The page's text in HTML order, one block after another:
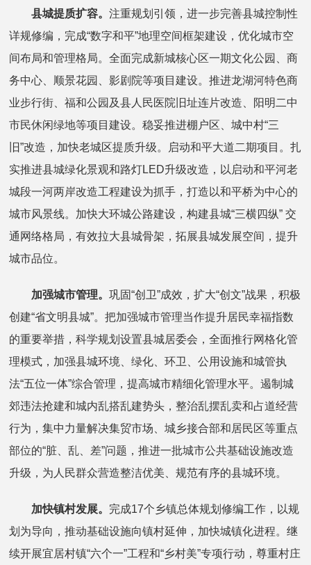
县城提质扩容。注重规划引领，进一步完善县城控制性
详规修编，完成“数字和平”地理空间框架建设，优化城市空
间布局和管理格局。全面完成新城核心区一期文化公园、商
务中心、顺景花园、影剧院等项目建设。推进龙湖河特色商
业步行街、福和公园及县人民医院旧址连片改造、阳明二中
市民休闲绿地等项目建设。稳妥推进棚户区、城中村“三
旧”改造，加快老城区提质升级。启动和平大道二期项目。扎
实推进县城绿化景观和路灯LED升级改造，以启动和平河老
城段一河两岸改造工程建设为抓手，打造以和平桥为中心的
城市风景线。加快大环城公路建设，构建县城“三横四纵” 交
通网络格局，有效拉大县城骨架，拓展县城发展空间，提升
城市品位。
加强城市管理。巩固“创卫”成效，扩大“创文”战果，积极
创建“省文明县城”。把加强城市管理当作提升居民幸福指数
的重要举措，科学规划设置县城居委会，全面推行网格化管
理模式，加强县城环境、绿化、环卫、公用设施和城管执
法“五位一体”综合管理，提高城市精细化管理水平。遏制城
郊违法抢建和城内乱搭乱建势头，整治乱摆乱卖和占道经营
行为，集中力量解决集贸市场、城乡接合部和居民区等重点
部位的“脏、乱、差”问题，推进一批城市公共基础设施改造
升级，为人民群众营造整洁优美、规范有序的县城环境。
加快镇村发展。 完成17个乡镇总体规划修编工作，以规
划为导向，推动基础设施向镇村延伸，加快城镇化进程。继
续开展宜居村镇“六个一”工程和“乡村美”专项行动，尊重村庄